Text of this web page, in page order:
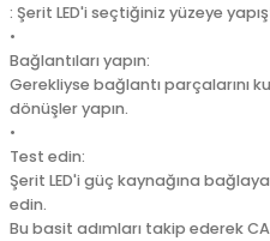
: Şerit LED'i seçtiğiniz yüzeye
•
Bağlantıları yapın:
Gerekliyse bağlantı parçalarını
dönüşler yapın.
•
Test edin:
Şerit LED'i güç kaynağına
edin.
Bu basit adımları takip ederek